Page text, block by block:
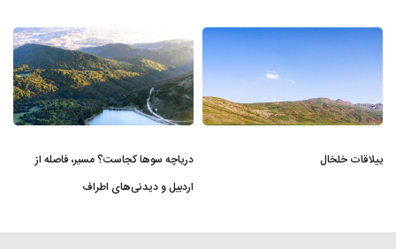
ییلاقات خلخال
دریاچه سوها کجاست؟ مسیر، فاصله از
اردبیل و دیدنی‌های اطراف